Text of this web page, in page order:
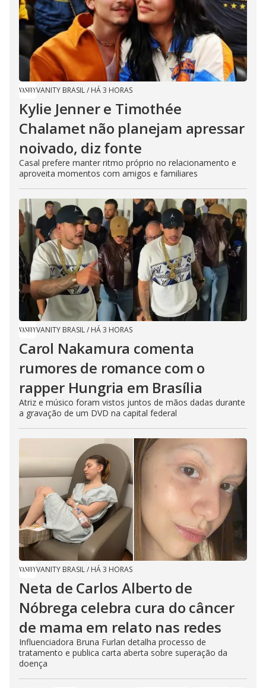
VANITY BRASIL/ HÁ 3 HORAS
Kylie Jenner e Timothée
Chalamet não planejam apressar
noivado, diz fonte
Casal prefere manter ritmo próprio no relacionamento e
aproveita momentos com amigos e familiares
VANITY BRASIL/ HÁ 3 HORAS
Carol Nakamura comenta
rumores de romance com o
rapper Hungria em Brasília
Atriz e músico foram vistos juntos de mãos dadas durante
a gravação de um DVD na capital federal
VANITY BRASIL/ HÁ 3 HORAS
Neta de Carlos Alberto de
Nóbrega celebra cura do câncer
de mama em relato nas redes
Influenciadora Bruna Furlan detalha processo de
tratamento e publica carta aberta sobre superação da
doença